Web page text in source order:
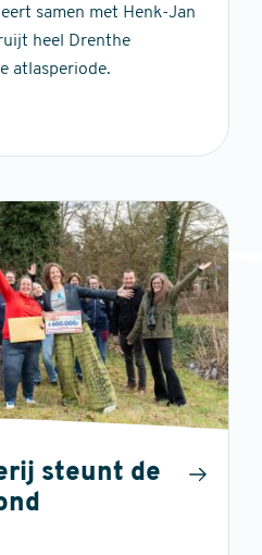
samen met Henk-Jan
heel Drenthe
atlasperiode.
steunt de